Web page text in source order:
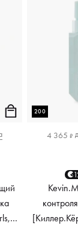
200
4 365 ₽